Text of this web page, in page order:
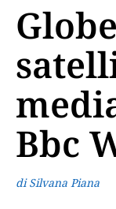
Bbc
di Silvana Piana